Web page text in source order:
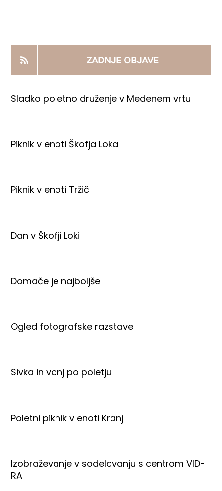
PRODAJNI IZDELKI
AKTUALNO
ZADNJE OBJAVE
Sladko poletno druženje v Medenem vrtu
Piknik v enoti Škofja Loka
Piknik v enoti Tržič
Dan v Škofji Loki
Domače je najboljše
Ogled fotografske razstave
Sivka in vonj po poletju
Poletni piknik v enoti Kranj
Izobraževanje v sodelovanju s centrom VID-
RA